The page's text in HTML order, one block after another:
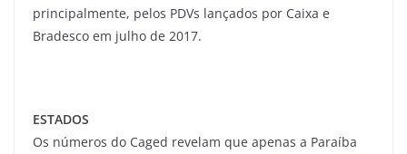
principalmente, pelos PDVs lançados por Caixa e
Bradesco em julho de 2017.
ESTADOS
Os números do Caged revelam que apenas a Paraíba